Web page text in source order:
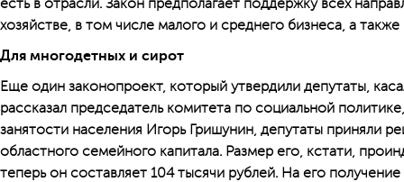
есть в отрасли. Закон предполагает поддержку всех
хозяйстве, в том числе малого и среднего бизнеса, а
Для многодетных и сирот
Еще один законопроект, который утвердили депутаты,
рассказал председатель комитета по социальной
занятости населения Игорь Гришунин, депутаты приняли
областного семейного капитала. Размер его, кстати,
теперь он составляет 104 тысячи рублей. На его